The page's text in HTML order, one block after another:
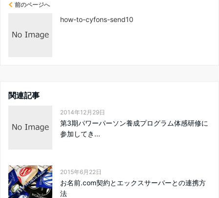
前のページへ
how-to-cyfons-send10
関連記事
2014年12月29日
第3期パワーパーソン養成プログラム体感研修に
参加してき...
2015年6月22日
お名前.com契約とエックスサーバーとの連携方
法